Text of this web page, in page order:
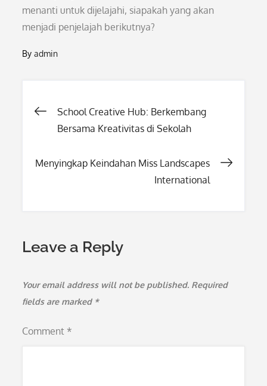
menanti untuk dijelajahi, siapakah yang akan
menjadi penjelajah berikutnya?
Byadmin
Post
School Creative Hub: Berkembang
Bersama Kreativitas di Sekolah
Menyingkap Keindahan Miss Landscapes
International
Leave a Reply
Your email address will not be published. Required
fields are marked *
Comment *